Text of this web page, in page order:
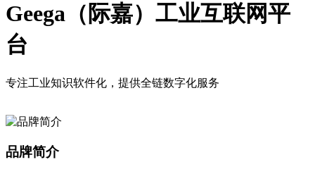
Geega（际嘉）工业互联网平
台
专注工业知识软件化，提供全链数字化服务
品牌简介